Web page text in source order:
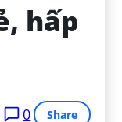
hấp
0 Share